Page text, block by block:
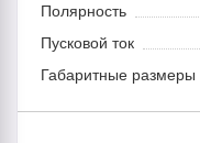
Полярность
Пусковой ток
Габаритные размеры